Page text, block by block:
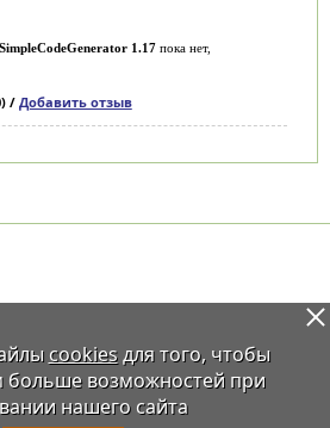
SimpleCodeGenerator 1.17пока нет,
/ Добавить отзыв
cookiesдля того, чтобы
больше возможностей при
нашего сайта